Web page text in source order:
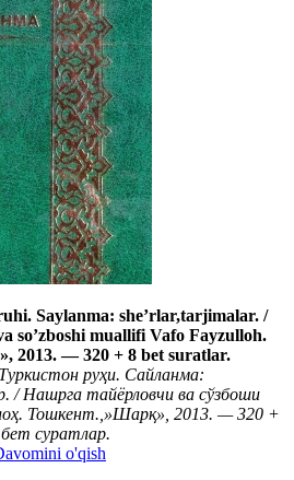
Saylanma: she’rlar,tarjimalar. /
so’zboshi muallifi Vafo Fayzulloh.
2013. — 320 + 8 bet suratlar.
руҳи. Сайланма:
/ Нашрга тайёрловчи ва сўзбоши
Тошкент.,»Шарқ», 2013. — 320 +
суратлар.
o'qish